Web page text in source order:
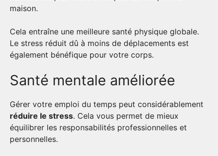
maison.
Cela entraîne une meilleure santé physique globale.
Le stress réduit dû à moins de déplacements est
également bénéfique pour votre corps.
Santé mentale améliorée
Gérer votre emploi du temps peut considérablement
réduire le stress. Cela vous permet de mieux
équilibrer les responsabilités professionnelles et
personnelles.